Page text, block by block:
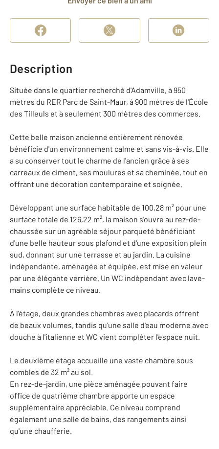
Description
Située dans le quartier recherché d'Adamville, à 950
mètres du RER Parc de Saint-Maur, à 900 mètres de l'École
des Tilleuls et à seulement 300 mètres des commerces.
Cette belle maison ancienne entièrement rénovée
bénéficie d'un environnement calme et sans vis-à-vis. Elle
a su conserver tout le charme de l'ancien grâce à ses
carreaux de ciment, ses moulures et sa cheminée, tout en
offrant une décoration contemporaine et soignée.
Développant une surface habitable de 100,28 m² pour une
surface totale de 126,22 m², la maison s'ouvre au rez-de-
chaussée sur un agréable séjour parqueté bénéficiant
d'une belle hauteur sous plafond et d'une exposition plein
sud, donnant sur une terrasse et au jardin. La cuisine
indépendante, aménagée et équipée, est mise en valeur
par une élégante verrière. Un WC indépendant avec lave-
mains complète ce niveau.
À l'étage, deux grandes chambres avec placards offrent
de beaux volumes, tandis qu'une salle d'eau moderne avec
douche à l'italienne et WC vient compléter l'espace nuit.
Le deuxième étage accueille une vaste chambre sous
combles de 32 m² au sol.
En rez-de-jardin, une pièce aménagée pouvant faire
office de quatrième chambre apporte un espace
supplémentaire appréciable. Ce niveau comprend
également une salle de bains, des rangements ainsi
qu'une chaufferie.